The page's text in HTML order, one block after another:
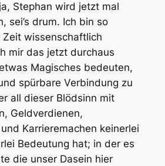
Stephan wird jetzt mal
sei’s drum. Ich bin so
wissenschaftlich
mir das jetzt durchaus
Magisches bedeuten,
spürbare Verbindung zu
all dieser Blödsinn mit
Geldverdienen,
Karrieremachen keinerlei
Bedeutung hat; in der es
die unser Dasein hier